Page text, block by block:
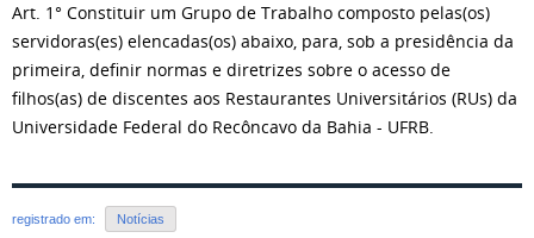
Art. 1° Constituir um Grupo de Trabalho composto pelas(os)
servidoras(es) elencadas(os) abaixo, para, sob a presidência da
primeira, definir normas e diretrizes sobre o acesso de
filhos(as) de discentes aos Restaurantes Universitários (RUs) da
Universidade Federal do Recôncavo da Bahia - UFRB.
registrado em: Notícias